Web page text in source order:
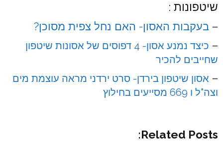
שיטפונות :
– בעקבות האסון- האם נחל צפית מסוכן?
–
כיצד נמנע אסון- 4 דפוסים של אסונות שיטפון
שחייבים להכיר
– אסון שיטפון בירדן- סרט ירדני מראה עוצמת מים
וצה"ל ו 669 מסייעים בחילוץ
Related Posts: